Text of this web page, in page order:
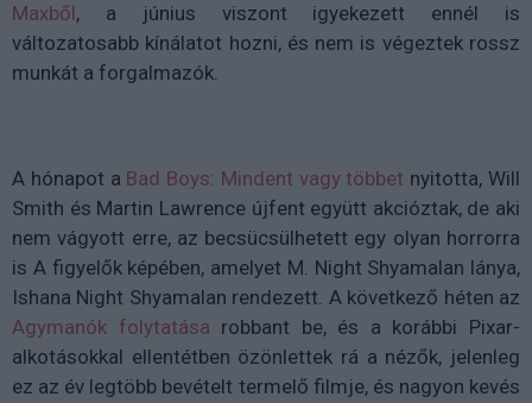
Maxből, a június viszont igyekezett ennél is
változatosabb kínálatot hozni, és nem is végeztek rossz
munkát a forgalmazók.
A hónapot a Bad Boys: Mindent vagy többet nyitotta, Will
Smith és Martin Lawrence újfent együtt akcióztak, de aki
nem vágyott erre, az becsücsülhetett egy olyan horrorra
is A figyelők képében, amelyet M. Night Shyamalan lánya,
Ishana Night Shyamalan rendezett. A következő héten az
Agymanók folytatása robbant be, és a korábbi Pixar-
alkotásokkal ellentétben özönlettek rá a nézők, jelenleg
ez az év legtöbb bevételt termelő filmje, és nagyon kevés